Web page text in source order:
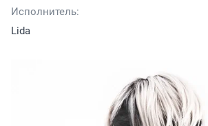
Исполнитель:
Lida